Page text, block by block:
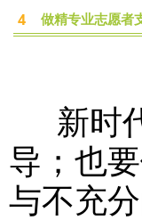
4 做精专业志愿者
新时代
导；也
与不充